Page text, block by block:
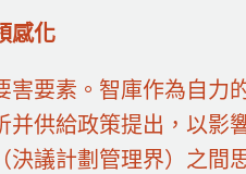
感化
要素。智庫作為自力
供給政策提出，以影
議計劃管理界）之間